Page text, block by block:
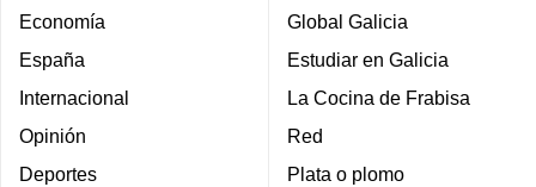
Economía
España
Internacional
Opinión
Deportes
Global Galicia
Estudiar en Galicia
La Cocina de Frabisa
Red
Plata o plomo